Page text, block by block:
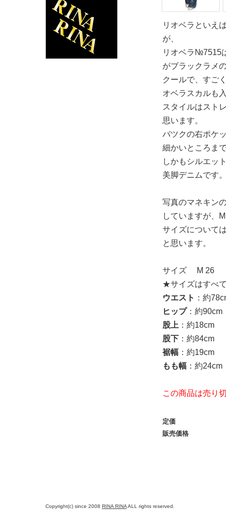
リオベラといえ
が、
リオベラ№7515
がブラックラメ
クールで、すご
オベラスカルも
スタイルはスト
思います。
バツクの右ポケ
細かいところま
しかもシルエッ
美脚デニムです
写真のマネキン
していますが、
サイズについて
と思います。
サイズ M 26
★サイズはすべ
ウエスト ：約
ヒップ：約90cm
股上 ：約18cm
股下 ：約84cm
裾幅 ：約19cm
もも幅 ：約24cm
この商品は売り
定価
販売価格
Copyright(c) since 2008 RINA RINAALL rights reserved.